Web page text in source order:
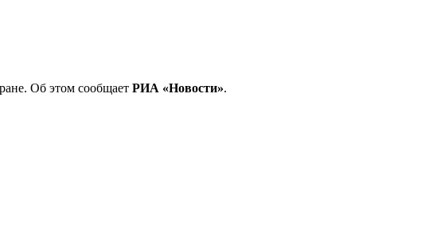
Об этом сообщает РИА «Новости».